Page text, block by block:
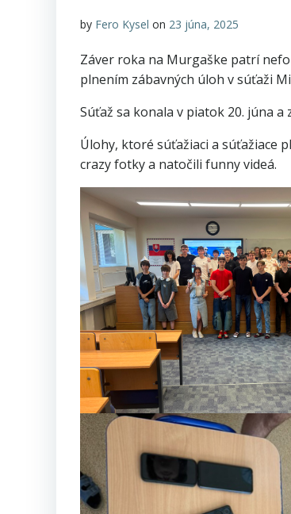
by Fero Kysel on 23 júna, 2025
Záver roka na Murgaške patrí
plnením zábavných úloh v súťaži
Súťaž sa konala v piatok 20. júna
Úlohy, ktoré súťažiaci a súťažiace
crazy fotky a natočili funny videá.